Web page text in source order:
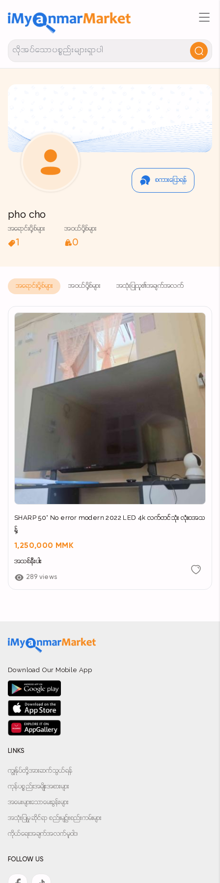
pho cho
အရောင်းပို့စ်များ
1
အဝယ်ပို့စ်များ
0
စကားပြောရန်
အရောင်းပို့စ်များ အဝယ်ပို့စ်များ အသုံးပြုသူ၏အချက်အလက်
SHARP 50" No error modern 2022 LED 4k လက်တင်သုံး လုံးဝအသ
န့်
1,250,000 MMK
အသစ်နီးပါး
289 views
Download Our Mobile App
LINKS
ကျွန်ုပ်တို့အားဆက်သွယ်ရန်
ကုန်ပစ္စည်းအမျိုးအစားများ
အမေးများသောမေးခွန်းများ
အသုံးပြုမှုဆိုင်ရာ စည်းမျဉ်းစည်းကမ်းများ
ကိုယ်ရေးအချက်အလက်မူဝါဒ
FOLLOW US